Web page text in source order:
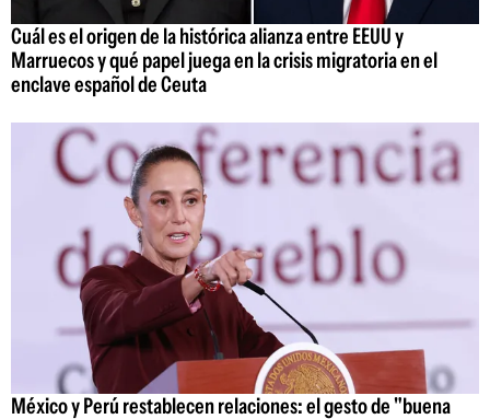
Cuál es el origen de la histórica alianza entre EEUU y
Marruecos y qué papel juega en la crisis migratoria en el
enclave español de Ceuta
México y Perú restablecen relaciones: el gesto de "buena